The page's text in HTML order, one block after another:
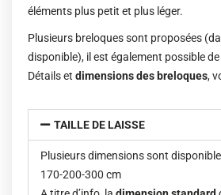
éléments plus petit et plus léger.
Plusieurs breloques sont proposées
disponible), il est également possible
Détails et dimensions des breloques,
TAILLE DE LAISSE
Plusieurs dimensions sont
170-200-300 cm